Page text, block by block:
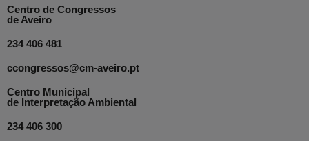
Centro de Congressos
de Aveiro
234 406 481
ccongressos@cm-aveiro.pt
Centro Municipal
de Interpretação Ambiental
234 406 300